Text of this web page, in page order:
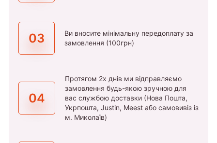
03
Ви вносите мінімальну передоплату за
замовлення (100грн)
04
Протягом 2х днів ми відправляємо
замовлення будь-якою зручною для
вас службою доставки (Нова Пошта,
Укрпошта, Justin, Meest або самовивіз із
м. Миколаїв)